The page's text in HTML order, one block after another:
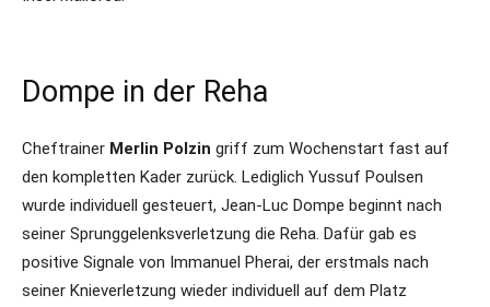
Dompe in der Reha
Cheftrainer Merlin Polzin griff zum Wochenstart fast auf
den kompletten Kader zurück. Lediglich Yussuf Poulsen
wurde individuell gesteuert, Jean-Luc Dompe beginnt nach
seiner Sprunggelenksverletzung die Reha. Dafür gab es
positive Signale von Immanuel Pherai, der erstmals nach
seiner Knieverletzung wieder individuell auf dem Platz